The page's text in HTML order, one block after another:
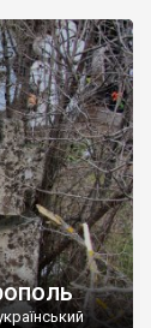
збудував